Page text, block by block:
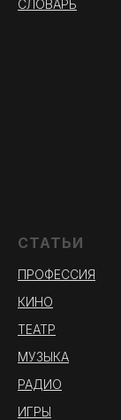
СЛОВАРЬ
СТАТЬИ
ПРОФЕССИЯ
КИНО
ТЕАТР
МУЗЫКА
РАДИО
ИГРЫ